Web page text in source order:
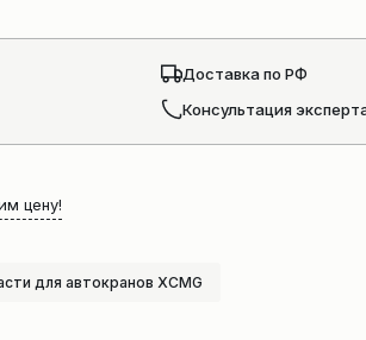
Доставка по РФ
Консультация
цену!
для автокранов XCMG